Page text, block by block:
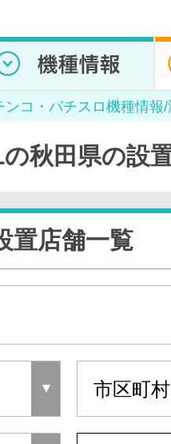
ンコ・パチスロ機種情報
秋田県の設
置店舗一覧